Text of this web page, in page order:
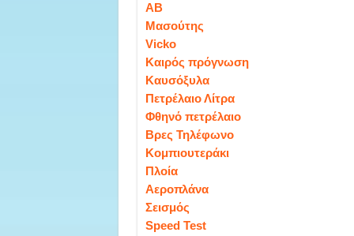
ΑΒ
Μασούτης
Vicko
Καιρός πρόγνωση
Καυσόξυλα
Πετρέλαιο Λίτρα
Φθηνό πετρέλαιο
Βρες Τηλέφωνο
Κομπιουτεράκι
Πλοία
Αεροπλάνα
Σεισμός
Speed Test